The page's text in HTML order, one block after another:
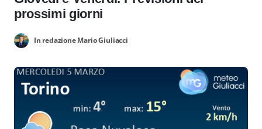
prossimi giorni
In redazione Mario Giuliacci